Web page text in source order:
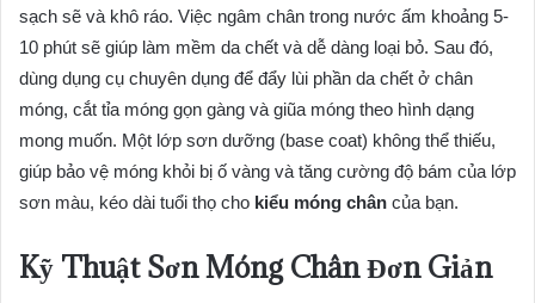
sạch sẽ và khô ráo. Việc ngâm chân trong nước ấm khoảng 5-
10 phút sẽ giúp làm mềm da chết và dễ dàng loại bỏ. Sau đó,
dùng dụng cụ chuyên dụng để đẩy lùi phần da chết ở chân
móng, cắt tỉa móng gọn gàng và giũa móng theo hình dạng
mong muốn. Một lớp sơn dưỡng (base coat) không thể thiếu,
giúp bảo vệ móng khỏi bị ố vàng và tăng cường độ bám của lớp
sơn màu, kéo dài tuổi thọ cho kiểu móng chân của bạn.
Kỹ Thuật Sơn Móng Chân Đơn Giản